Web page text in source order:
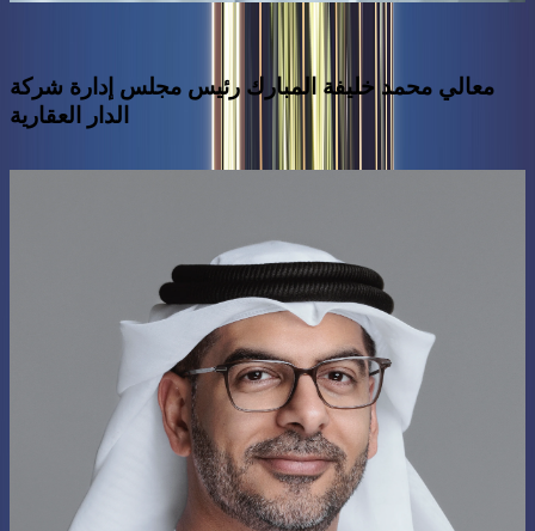
معالي محمد خليفة المبارك رئيس مجلس إدارة شركة
الدار العقارية